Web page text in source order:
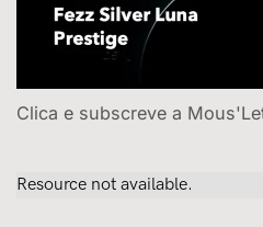
Clica e subscreve a